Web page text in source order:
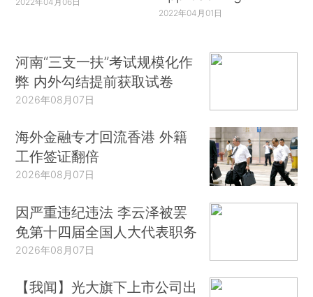
2022年04月01日
河南“三支一扶”考试规模化作
弊 内外勾结提前获取试卷
2026年08月07日
海外金融专才回流香港 外籍
工作签证翻倍
2026年08月07日
因严重违纪违法 李云泽被罢
免第十四届全国人大代表职务
2026年08月07日
【我闻】光大旗下上市公司出